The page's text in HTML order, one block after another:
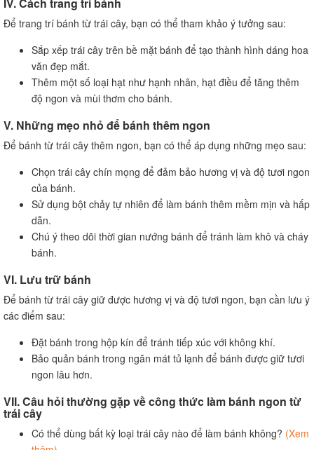
Để trang trí bánh từ trái cây, bạn có thể tham khảo ý tưởng sau:
Sắp xếp trái cây trên bề mặt bánh để tạo thành hình dáng hoa
văn đẹp mắt.
Thêm một số loại hạt như hạnh nhân, hạt điều để tăng thêm
độ ngon và mùi thơm cho bánh.
V. Những mẹo nhỏ để bánh thêm ngon
Để bánh từ trái cây thêm ngon, bạn có thể áp dụng những mẹo sau:
Chọn trái cây chín mọng để đảm bảo hương vị và độ tươi ngon
của bánh.
Sử dụng bột chảy tự nhiên để làm bánh thêm mềm mịn và hấp
dẫn.
Chú ý theo dõi thời gian nướng bánh để tránh làm khô và cháy
bánh.
VI. Lưu trữ bánh
Để bánh từ trái cây giữ được hương vị và độ tươi ngon, bạn cần lưu ý
các điểm sau:
Đặt bánh trong hộp kín để tránh tiếp xúc với không khí.
Bảo quản bánh trong ngăn mát tủ lạnh để bánh được giữ tươi
ngon lâu hơn.
VII. Câu hỏi thường gặp về công thức làm bánh ngon từ
trái cây
Có thể dùng bất kỳ loại trái cây nào để làm bánh không? (Xem